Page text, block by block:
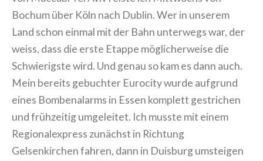
Bochum über Köln nach Dublin. Wer in unserem
Land schon einmal mit der Bahn unterwegs war, der
weiss, dass die erste Etappe möglicherweise die
Schwierigste wird. Und genau so kam es dann auch.
Mein bereits gebuchter Eurocity wurde aufgrund
eines Bombenalarms in Essen komplett gestrichen
und frühzeitig umgeleitet. Ich musste mit einem
Regionalexpress zunächst in Richtung
Gelsenkirchen fahren, dann in Duisburg umsteigen